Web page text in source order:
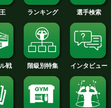
2015年
2014年
2013年